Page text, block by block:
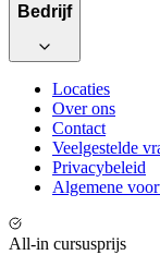
Bedrijf
Locaties
Over ons
Contact
Veelgestelde
Privacybeleid
Algemene
All-in cursusprijs